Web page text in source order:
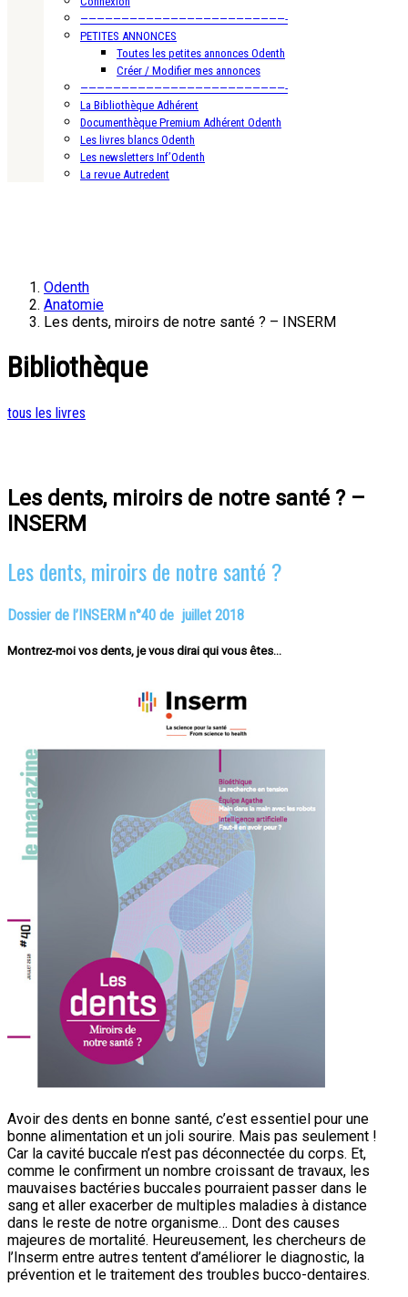
—————————————————————————-
PETITES ANNONCES
Toutes les petites annonces Odenth
Créer / Modifier mes annonces
—————————————————————————-
La Bibliothèque Adhérent
Documenthèque Premium Adhérent Odenth
Les livres blancs Odenth
Les newsletters Inf’Odenth
La revue Autredent
Odenth
Anatomie
Les dents, miroirs de notre santé ? – INSERM
Bibliothèque
tous les livres
Les dents, miroirs de notre santé ? –
INSERM
Les dents, miroirs de notre santé ?
Dossier de l’INSERM n°40 de juillet 2018
Montrez-moi vos dents, je vous dirai qui vous êtes…
Avoir des dents en bonne santé, c’est essentiel pour une
bonne alimentation et un joli sourire. Mais pas seulement !
Car la cavité buccale n’est pas déconnectée du corps. Et,
comme le confirment un nombre croissant de travaux, les
mauvaises bactéries buccales pourraient passer dans le
sang et aller exacerber de multiples maladies à distance
dans le reste de notre organisme… Dont des causes
majeures de mortalité. Heureusement, les chercheurs de
l’Inserm entre autres tentent d’améliorer le diagnostic, la
prévention et le traitement des troubles bucco-dentaires.